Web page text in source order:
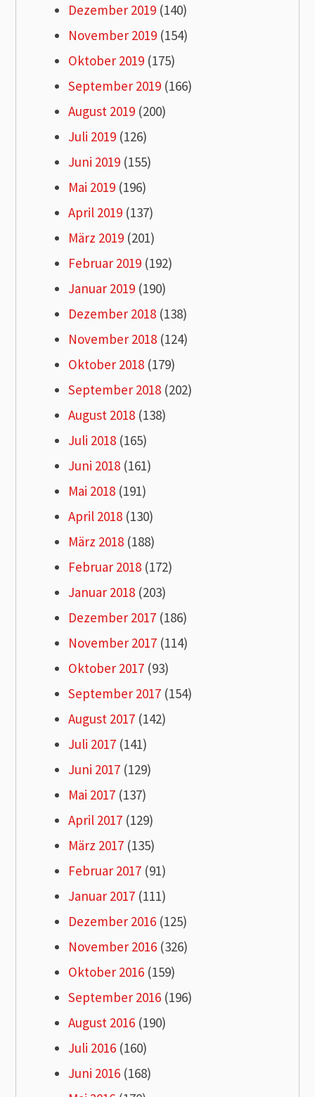
Dezember 2019 (140)
November 2019 (154)
Oktober 2019 (175)
September 2019 (166)
August 2019 (200)
Juli 2019 (126)
Juni 2019 (155)
Mai 2019 (196)
April 2019 (137)
März 2019 (201)
Februar 2019 (192)
Januar 2019 (190)
Dezember 2018 (138)
November 2018 (124)
Oktober 2018 (179)
September 2018 (202)
August 2018 (138)
Juli 2018 (165)
Juni 2018 (161)
Mai 2018 (191)
April 2018 (130)
März 2018 (188)
Februar 2018 (172)
Januar 2018 (203)
Dezember 2017 (186)
November 2017 (114)
Oktober 2017 (93)
September 2017 (154)
August 2017 (142)
Juli 2017 (141)
Juni 2017 (129)
Mai 2017 (137)
April 2017 (129)
März 2017 (135)
Februar 2017 (91)
Januar 2017 (111)
Dezember 2016 (125)
November 2016 (326)
Oktober 2016 (159)
September 2016 (196)
August 2016 (190)
Juli 2016 (160)
Juni 2016 (168)